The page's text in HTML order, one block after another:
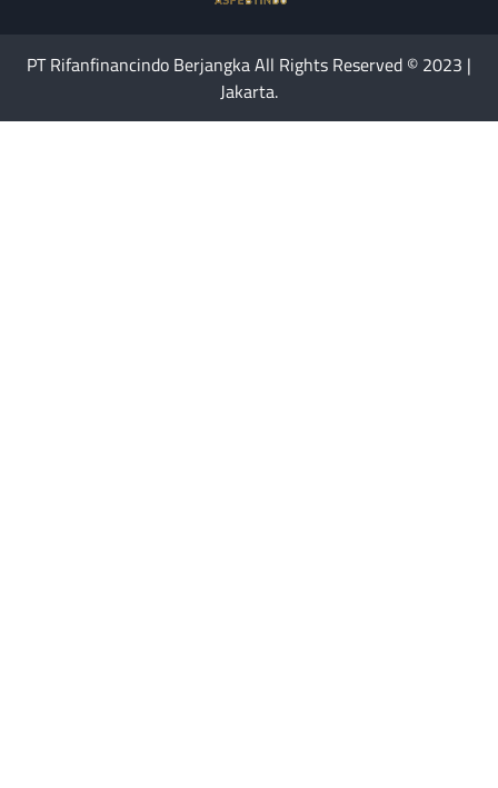
PT Rifanfinancindo Berjangka All Rights Reserved © 2023 |
Jakarta.